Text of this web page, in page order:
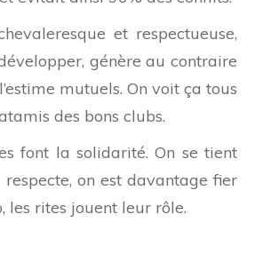
et respectueuse,
génère au contraire
mutuels. On voit ça tous
des bons clubs.
font la solidarité. On se tient
on est davantage fier
les rites jouent leur rôle.